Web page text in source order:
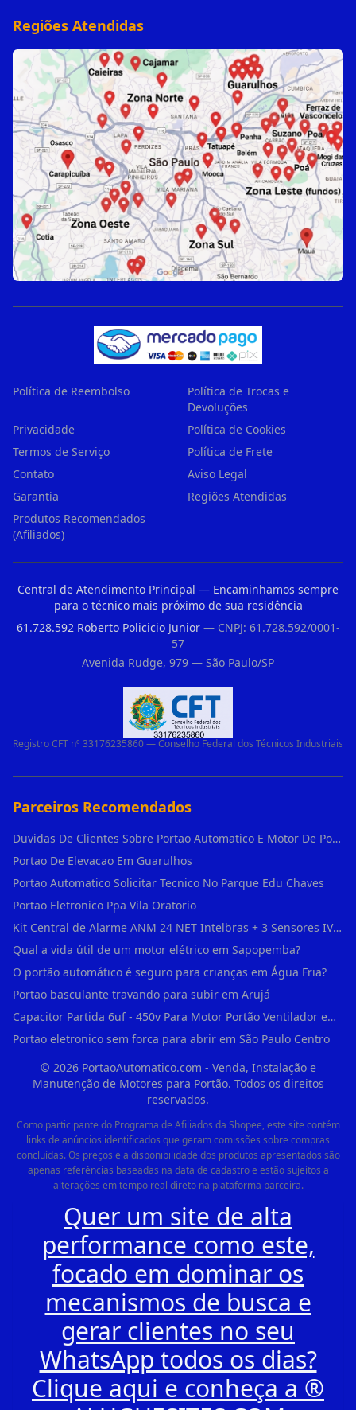
Regiões Atendidas
Política de Reembolso
Política de Trocas e
Devoluções
Privacidade
Política de Cookies
Termos de Serviço
Política de Frete
Contato
Aviso Legal
Garantia
Regiões Atendidas
Produtos Recomendados
(Afiliados)
Central de Atendimento Principal — Encaminhamos sempre
para o técnico mais próximo de sua residência
61.728.592 Roberto Policicio Junior— CNPJ: 61.728.592/0001-
57
Avenida Rudge, 979 — São Paulo/SP
Registro CFT nº 33176235860 — Conselho Federal dos Técnicos Industriais
Parceiros Recomendados
Duvidas De Clientes Sobre Portao Automatico E Motor De Portao Motor De Portao Suspenso
Portao De Elevacao Em Guarulhos
Portao Automatico Solicitar Tecnico No Parque Edu Chaves
Portao Eletronico Ppa Vila Oratorio
Kit Central de Alarme ANM 24 NET Intelbras + 3 Sensores IVP 3000 CF + Bateria + em Vila Jacuí
Qual a vida útil de um motor elétrico em Sapopemba?
O portão automático é seguro para crianças em Água Fria?
Portao basculante travando para subir em Arujá
Capacitor Partida 6uf - 450v Para Motor Portão Ventilador em Vila Madalena
Portao eletronico sem forca para abrir em São Paulo Centro
© 2026PortaoAutomatico.com - Venda, Instalação e
Manutenção de Motores para Portão. Todos os direitos
reservados.
Como participante do Programa de Afiliados da Shopee, este site contém
links de anúncios identificados que geram comissões sobre compras
concluídas. Os preços e a disponibilidade dos produtos apresentados são
apenas referências baseadas na data de cadastro e estão sujeitos a
alterações em tempo real direto na plataforma parceira.
Quer um site de alta
performance como este,
focado em dominar os
mecanismos de busca e
gerar clientes no seu
WhatsApp todos os dias?
Clique aqui e conheça a ®